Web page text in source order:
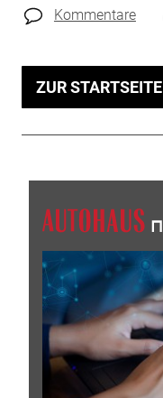
Kommentare
ZUR STARTSEITE